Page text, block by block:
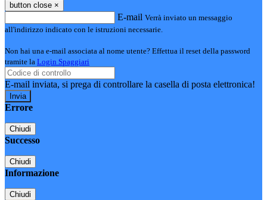
button close ×
E-mail Verrà inviato un messaggio
all'indirizzo indicato con le istruzioni necessarie.
Non hai una e-mail associata al nome utente? Effettua il reset della password
tramite la Login Spaggiari
E-mail inviata, si prega di controllare la casella di posta elettronica!
Errore
Chiudi
Successo
Chiudi
Informazione
Chiudi